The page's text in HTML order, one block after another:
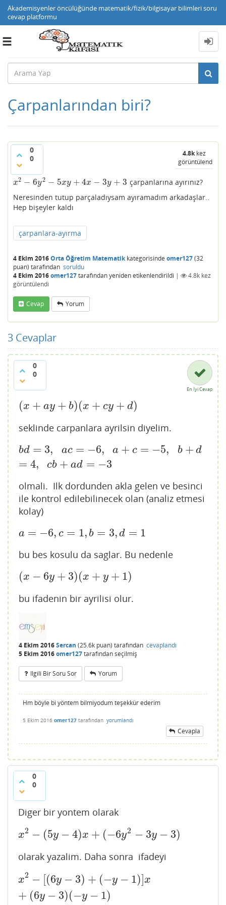
Akademisyenler öncülüğünde matematik/fizik/bilgisayar bilimleri soru
cevap platformu
Toggle
Çarpanlarından biri?
0
0
4.8kkez
görüntülendi
x2 − 6y2 − 5xy + 4x − 3y + 3
x2−6y 2−5x y+ 4x−3 y+3
çarpanlarına ayırınız?
Neresinden tutup parçaladıysam ayıramadım arkadaşlar..
Hep bişeyler kaldı
çarpanlara-ayırma
4 Ekim 2016Orta Öğretim Matematikkategorisinde omer127(32
puan) tarafından soruldu
4 Ekim 2016omer127tarafındanyeniden etikenlendirildi | 4.8k kez
görüntülendi
Cevap Yorum
3 Cevaplar
0
0
En İyi Cevap
(x + ay + b)(x + cy + d)
(x+ ay+b)(x+ cy+d)
seklinde carpanlara ayrilsin diyelim.
bd = 3, ac = −6, a + c = −5, b + d
= 4, cb + ad = −3
b d= ac= −6 a+c= 5, b+ d= 4,c b+ad =− 3
olmali. Ilk dordunden akla gelen ve besinci
ile kontrol edilebilinecek olan (analiz etmesi
kolay)
a = −6, c = 1, b = 3, d = 1
a= −6 ,c= 1,b= 3,d =1
bu bes kosulu da saglar. Bu nedenle
(x − 6y + 3)(x + y + 1)
(x− 6y +3)(x+ y+1)
bu ifadenin bir ayrilisi olur.
4 Ekim 2016Sercan (25.6k puan) tarafından cevaplandı
5 Ekim 2016omer127tarafındanseçilmiş
Ilgili Bir Soru Sor Yorum
Hm böyle bi yöntem bilmiyodum teşekkür ederim
5 Ekim 2016 omer127 tarafından yorumlandı
Cevapla
0
0
Diger bir yontem olarak
x2 − (5y − 4)x + (−6y2 − 3y − 3)
x2 −(5y−4) x+( − 6y2−3 y−3 )
olarak yazalim. Daha sonra ifadeyi
x2 − [(6y − 3) + (−y − 1)]x
+ (6y − 3)(−y − 1)
x2−[ (6y −3 +( −y−1) x+ (6y−3